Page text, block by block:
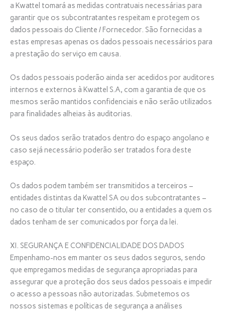
a Kwattel tomará as medidas contratuais necessárias para
garantir que os subcontratantes respeitam e protegem os
dados pessoais do Cliente / Fornecedor. São fornecidas a
estas empresas apenas os dados pessoais necessários para
a prestação do serviço em causa.
Os dados pessoais poderão ainda ser acedidos por auditores
internos e externos à Kwattel S.A, com a garantia de que os
mesmos serão mantidos confidenciais e não serão utilizados
para finalidades alheias às auditorias.
Os seus dados serão tratados dentro do espaço angolano e
caso sejá necessário poderão ser tratados fora deste
espaço.
Os dados podem também ser transmitidos a terceiros –
entidades distintas da Kwattel SA ou dos subcontratantes –
no caso de o titular ter consentido, ou a entidades a quem os
dados tenham de ser comunicados por força da lei.
XI. SEGURANÇA E CONFIDENCIALIDADE DOS DADOS
Empenhamo-nos em manter os seus dados seguros, sendo
que empregamos medidas de segurança apropriadas para
assegurar que a proteção dos seus dados pessoais e impedir
o acesso a pessoas não autorizadas. Submetemos os
nossos sistemas e políticas de segurança a análises